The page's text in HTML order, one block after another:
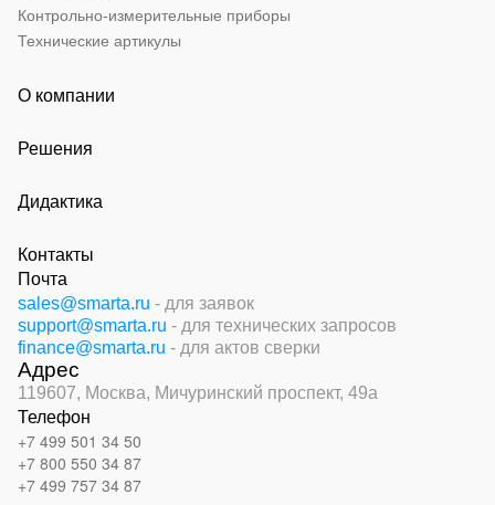
Контрольно-измерительные приборы
Технические артикулы
О компании
Решения
Дидактика
Контакты
Почта
sales@smarta.ru - для заявок
support@smarta.ru - для технических запросов
finance@smarta.ru - для актов сверки
Адрес
119607, Москва, Мичуринский проспект, 49а
Телефон
+7 499 501 34 50
+7 800 550 34 87
+7 499 757 34 87